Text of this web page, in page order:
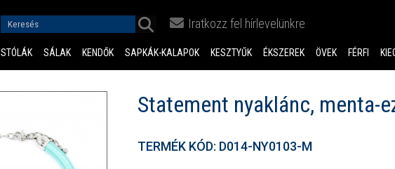
Iratkozz fel hírlevelünkre
STÓLÁK SÁLAK KENDŐK SAPKÁK-KALAPOK KESZTYŰK ÉKSZEREK ÖVEK FÉRFI
Statement nyaklánc, menta-
TERMÉK KÓD: D014-NY0103-M